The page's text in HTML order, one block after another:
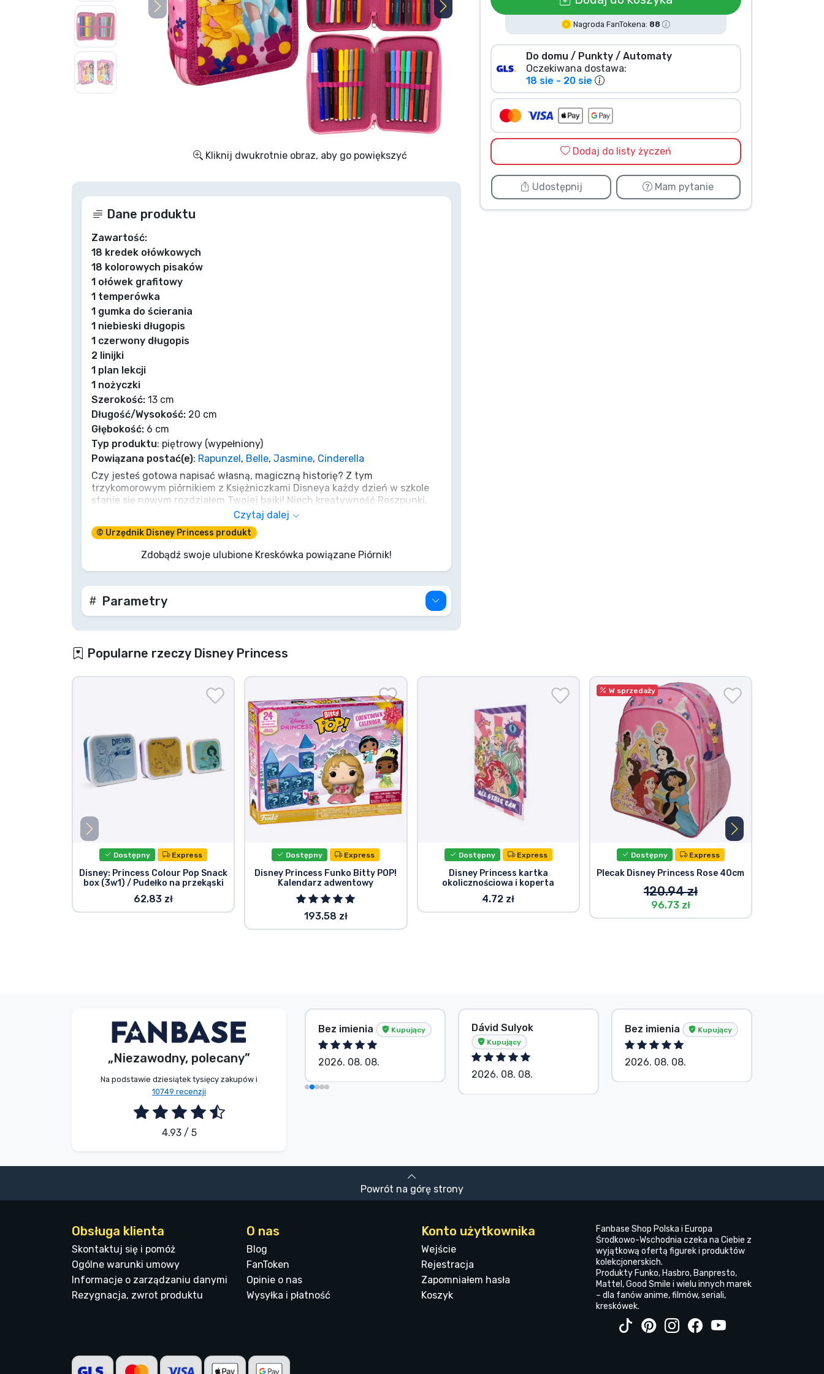
Kliknij dwukrotnie obraz, aby go powiększyć
Nagroda FanTokena: 88
Do domu / Punkty / Automaty
Oczekiwana dostawa:
18 sie - 20 sie
Dodaj do listy życzeń
Udostępnij Mam pytanie
Dane produktu
Zawartość:
18 kredek ołówkowych
18 kolorowych pisaków
1 ołówek grafitowy
1 temperówka
1 gumka do ścierania
1 niebieski długopis
1 czerwony długopis
2 linijki
1 plan lekcji
1 nożyczki
Szerokość: 13 cm
Długość/Wysokość: 20 cm
Głębokość: 6 cm
Typ produktu: piętrowy (wypełniony)
Powiązana postać(e): Rapunzel , Belle, Jasmine, Cinderella
Czy jesteś gotowa napisać własną, magiczną historię? Z tym
trzykomorowym piórnikiem z Księżniczkami Disneya każdy dzień w szkole
stanie się nowym rozdziałem Twojej bajki! Niech kreatywność Roszpunki,
mądrość Belli, marzenia Kopciuszka i odwaga Dżasminy inspirują Cię przy
każdym pociągnięciu ołówka. Piórnik jest w pełni wyposażony w kredki,
pisaki i wszystkie niezbędne przybory, dzięki czemu Twoja wyobraźnia nie
będzie miała granic. Otwórz suwak i uwolnij magię – bo każda wielka
przygoda zaczyna się od jednej kreski!
Czytaj dalej
© Urzędnik Disney Princess produkt
Zdobądź swoje ulubione Kreskówka powiązane Piórnik!
Parametry
Popularne rzeczy Disney Princess
Dostępny Express
Disney: Princess Colour Pop Snack
box (3w1) / Pudełko na przekąski
62.83 zł
Dostępny Express
Disney Princess Funko Bitty POP!
Kalendarz adwentowy
193.58 zł
Dostępny Express
Disney Princess kartka
okolicznościowa i koperta
4.72 zł
W sprzedaży
Dostępny Express
Plecak Disney Princess Rose 40cm
120.94 zł
96.73 zł
„Niezawodny, polecany”
Na podstawie dziesiątek tysięcy zakupów i
10749 recenzji
4.93 / 5
Bez imienia Kupujący
2026. 08. 09.
Bez imienia Kupujący
2026. 08. 08.
Dávid Sulyok
Kupujący
2026. 08. 08.
Bez imienia Kupujący
2026. 08. 08.
Powrót na górę strony
Obsługa klienta
Skontaktuj się i pomóż
Ogólne warunki umowy
Informacje o zarządzaniu danymi
Rezygnacja, zwrot produktu
O nas
Blog
FanToken
Opinie o nas
Wysyłka i płatność
Konto użytkownika
Wejście
Rejestracja
Zapomniałem hasła
Koszyk
Fanbase Shop Polska i Europa
Środkowo-Wschodnia czeka na Ciebie z
wyjątkową ofertą figurek i produktów
kolekcjonerskich.
Produkty Funko, Hasbro, Banpresto,
Mattel, Good Smile i wielu innych marek
– dla fanów anime, filmów, seriali,
kreskówek.
Rzeczy seryjne
Rzeczy filmowe
Rzeczy sportowe
Typy produktów